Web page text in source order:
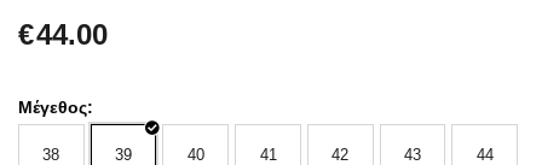
€44.00
Μέγεθος:
38 39 40 41 42 43 44